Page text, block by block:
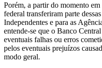
Porém, a partir do momento
federal transferiram parte
Independentes e para as
entende-se que o Banco
eventuais falhas ou erros
pelos eventuais prejuízos
modo geral.